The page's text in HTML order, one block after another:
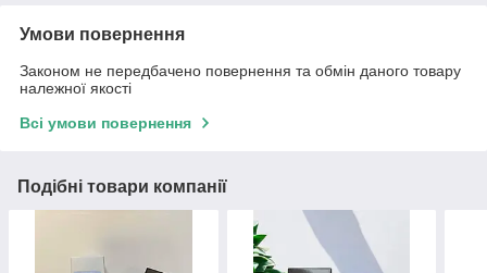
Умови повернення
Законом не передбачено повернення та обмін даного товару
належної якості
Всі умови повернення
Подібні товари компанії